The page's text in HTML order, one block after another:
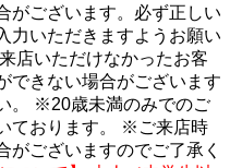
がございます。必ず正しい
力いただきますようお願い
店いただけなかったお客
できない場合がございます
。 ※20歳未満のみでのご
ております。 ※ご来店時
がございますのでご了承く